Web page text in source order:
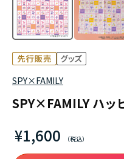
SPY×FAMILY
SPY×FAMILY ハッ
¥1,600